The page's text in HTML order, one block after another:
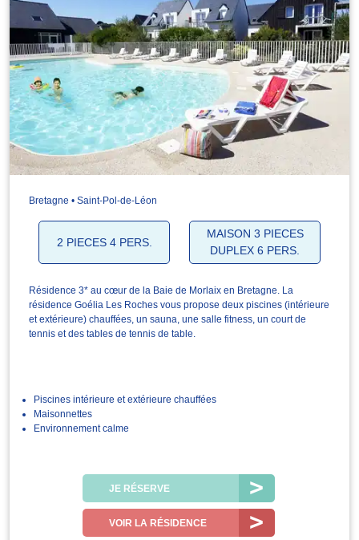
Bretagne • Saint-Pol-de-Léon
2 PIECES 4 PERS.
MAISON 3 PIECES
DUPLEX 6 PERS.
Résidence 3* au cœur de la Baie de Morlaix en Bretagne. La
résidence Goélia Les Roches vous propose deux piscines (intérieure
et extérieure) chauffées, un sauna, une salle fitness, un court de
tennis et des tables de tennis de table.
Piscines intérieure et extérieure chauffées
Maisonnettes
Environnement calme
JE RÉSERVE
VOIR LA RÉSIDENCE